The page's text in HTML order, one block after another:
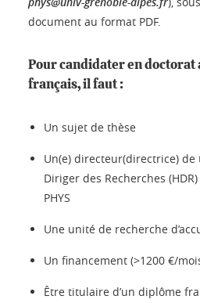
document au format PDF.
Pour candidater en doctorat
français, il faut :
Un sujet de thèse
Un(e) directeur(directrice) de
Diriger des Recherches
PHYS
Une unité de recherche
Un financement (>1200 €/
Être titulaire d’un diplôme